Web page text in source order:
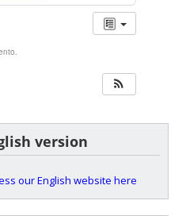
version
our English website here